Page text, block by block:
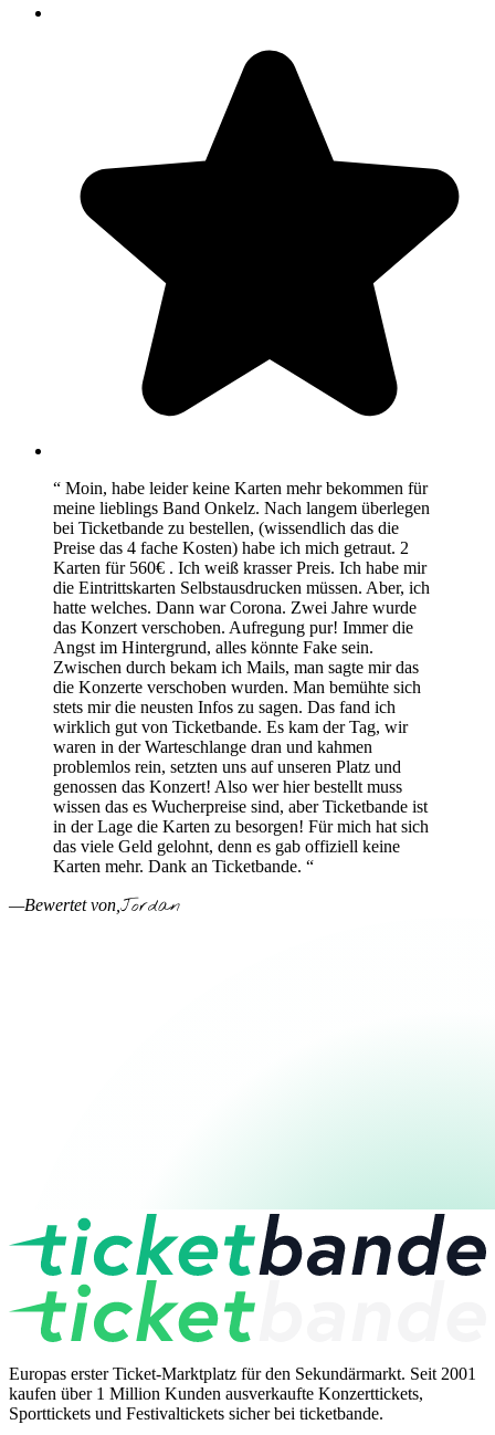
“ Moin, habe leider keine Karten mehr bekommen für
meine lieblings Band Onkelz. Nach langem überlegen
bei Ticketbande zu bestellen, (wissendlich das die
Preise das 4 fache Kosten) habe ich mich getraut. 2
Karten für 560€ . Ich weiß krasser Preis. Ich habe mir
die Eintrittskarten Selbstausdrucken müssen. Aber, ich
hatte welches. Dann war Corona. Zwei Jahre wurde
das Konzert verschoben. Aufregung pur! Immer die
Angst im Hintergrund, alles könnte Fake sein.
Zwischen durch bekam ich Mails, man sagte mir das
die Konzerte verschoben wurden. Man bemühte sich
stets mir die neusten Infos zu sagen. Das fand ich
wirklich gut von Ticketbande. Es kam der Tag, wir
waren in der Warteschlange dran und kahmen
problemlos rein, setzten uns auf unseren Platz und
genossen das Konzert! Also wer hier bestellt muss
wissen das es Wucherpreise sind, aber Ticketbande ist
in der Lage die Karten zu besorgen! Für mich hat sich
das viele Geld gelohnt, denn es gab offiziell keine
Karten mehr. Dank an Ticketbande. “
—Bewertet von, Jordan
Europas erster Ticket-Marktplatz für den Sekundärmarkt. Seit 2001
kaufen über 1 Million Kunden ausverkaufte Konzerttickets,
Sporttickets und Festivaltickets sicher bei ticketbande.